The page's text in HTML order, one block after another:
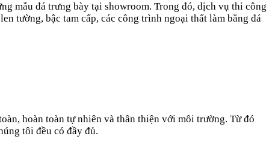
mẫu đá trưng bày tại showroom. Trong đó, dịch vụ thi công
tường, bậc tam cấp, các công trình ngoại thất làm bằng đá
hoàn toàn tự nhiên và thân thiện với môi trường. Từ đó
tôi đều có đầy đủ.